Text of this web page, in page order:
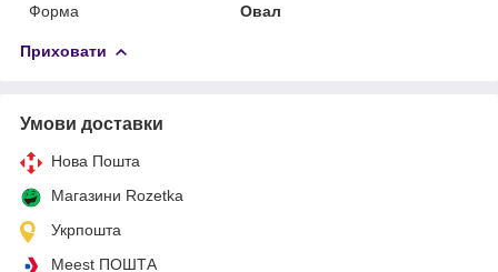
Форма
Овал
Приховати
Умови доставки
Нова Пошта
Магазини Rozetka
Укрпошта
Meest ПОШТА